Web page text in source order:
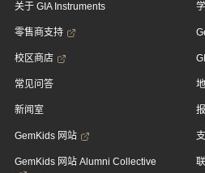
关于 GIA Instruments
零售商支持
校区商店
常见问答
新闻室
GemKids 网站
GemKids 网站 Alumni Collective